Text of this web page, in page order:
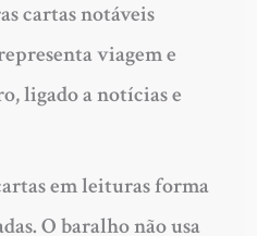
cartas notáveis
viagem e
ligado a notícias e
em leituras forma
O baralho não usa